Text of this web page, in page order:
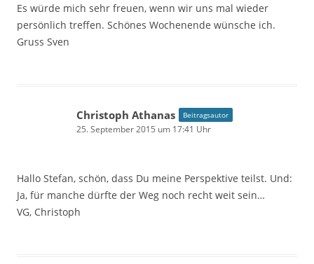
Es würde mich sehr freuen, wenn wir uns mal wieder
persönlich treffen. Schönes Wochenende wünsche ich.
Gruss Sven
Christoph Athanas Beitragsautor
25. September 2015 um 17:41 Uhr
Hallo Stefan, schön, dass Du meine Perspektive teilst. Und:
Ja, für manche dürfte der Weg noch recht weit sein…
VG, Christoph